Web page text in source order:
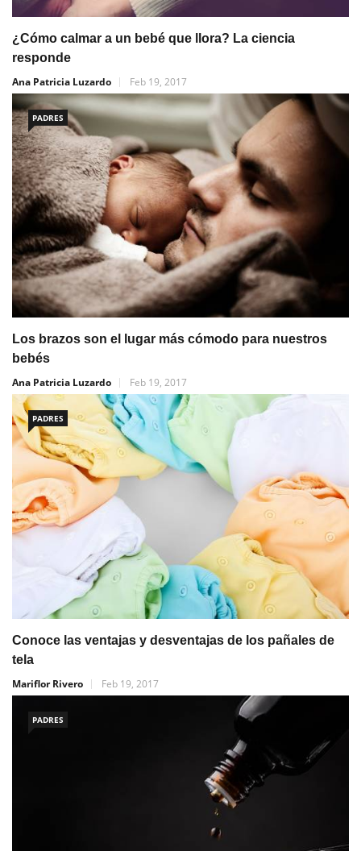
¿Cómo calmar a un bebé que llora? La ciencia
responde
Ana Patricia Luzardo
Feb 19, 2017
PADRES
Los brazos son el lugar más cómodo para nuestros
bebés
Ana Patricia Luzardo
Feb 19, 2017
PADRES
Conoce las ventajas y desventajas de los pañales de
tela
Mariflor Rivero
Feb 19, 2017
PADRES